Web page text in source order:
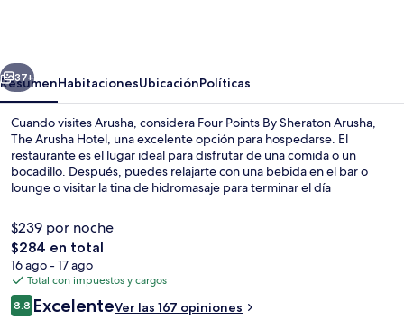
Arusha,
The
Arusha
Hotel
Siguiente
37+
ResumenHabitacionesUbicaciónPolíticas
Cuando visites Arusha, considera Four Points By Sheraton Arusha,
The Arusha Hotel, una excelente opción para hospedarse. El
restaurante es el lugar ideal para disfrutar de una comida o un
bocadillo. Después, puedes relajarte con una bebida en el bar o
lounge o visitar la tina de hidromasaje para terminar el día
verás en este hotel de estilo colonial son una alberca al aire libre, un
bar junto a la alberca y sala de fitness. A otros visitantes les encanta
el personal amable.
$239 por noche
El
precio
total
es
de
$284 en total
16 ago - 17 ago
Total con impuestos y cargos
Opiniones
8.88.8 de 10,
ExcelenteVer las 167 opiniones